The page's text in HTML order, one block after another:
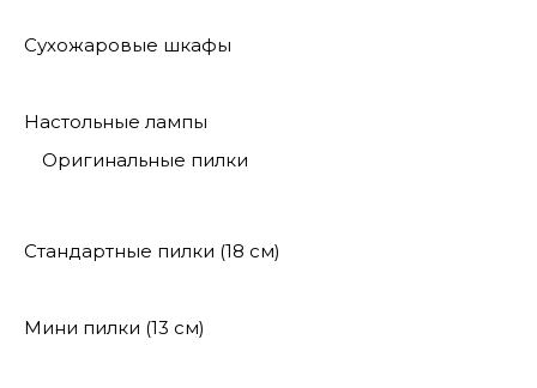
Сухожаровые шкафы
Настольные лампы
Оригинальные пилки
Стандартные пилки (18 см)
Мини пилки (13 см)